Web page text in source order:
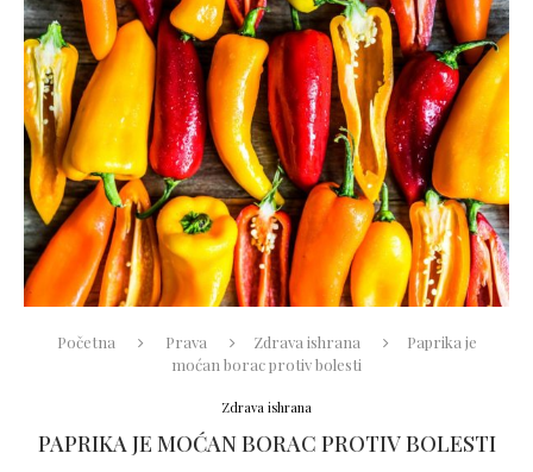
Početna Prava Zdrava ishrana
Paprika je
moćan borac protiv bolesti
Zdrava ishrana
PAPRIKA JE MOĆAN BORAC PROTIV BOLESTI